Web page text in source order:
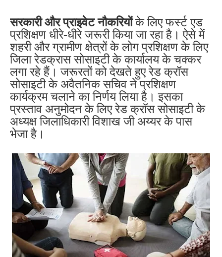
सरकारी और प्राइवेट नौकरियोंके लिए फर्स्ट एड
प्रशिक्षण धीरे-धीरे जरूरी किया जा रहा है। ऐसे में
शहरी और ग्रामीण क्षेत्रों के लोग प्रशिक्षण के लिए
जिला रेडक्रास सोसाइटी के कार्यालय के चक्कर
लगा रहे हैं। जरूरतों को देखते हुए रेड क्रॉस
सोसाइटी के अवैतनिक सचिव ने प्रशिक्षण
कार्यक्रम चलाने का निर्णय लिया है। इसका
प्रस्ताव अनुमोदन के लिए रेड क्रॉस सोसाइटी के
अध्यक्ष जिलाधिकारी विशाख जी अय्यर के पास
भेजा है।